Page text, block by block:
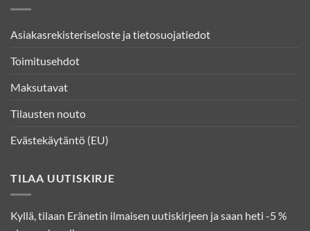
Asiakasrekisteriseloste ja tietosuojatiedot
Toimitusehdot
Maksutavat
Tilausten nouto
Evästekäytäntö (EU)
TILAA UUTISKIRJE
Kyllä, tilaan Eränetin ilmaisen uutiskirjeen ja saan heti -5 %